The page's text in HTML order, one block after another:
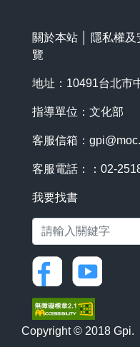
關於本站 隱私權及
覽
地址：10491台北市
指導單位：文化部
客服信箱：
客服電話：：02-
我要找書
Copyright © 2018 Gpi.